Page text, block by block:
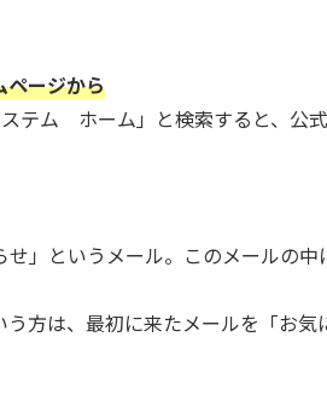
ページから
テム ホーム」と検索すると、公
」というメール。このメールの
方は、最初に来たメールを「お